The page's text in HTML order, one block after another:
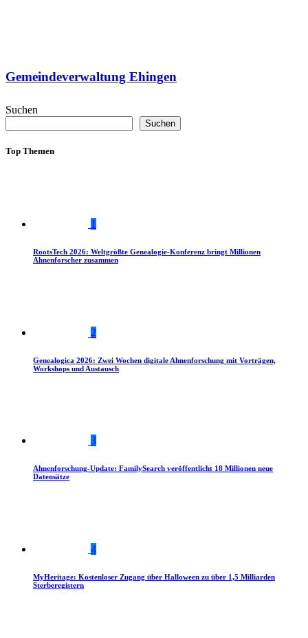
Gemeindeverwaltung Ehingen
Suchen
Suchen
Top Themen
1
RootsTech 2026: Weltgrößte Genealogie-Konferenz bringt Millionen
Ahnenforscher zusammen
2
Genealogica 2026: Zwei Wochen digitale Ahnenforschung mit Vorträgen,
Workshops und Austausch
3
Ahnenforschung-Update: FamilySearch veröffentlicht 18 Millionen neue
Datensätze
4
MyHeritage: Kostenloser Zugang über Halloween zu über 1,5 Milliarden
Sterberegistern